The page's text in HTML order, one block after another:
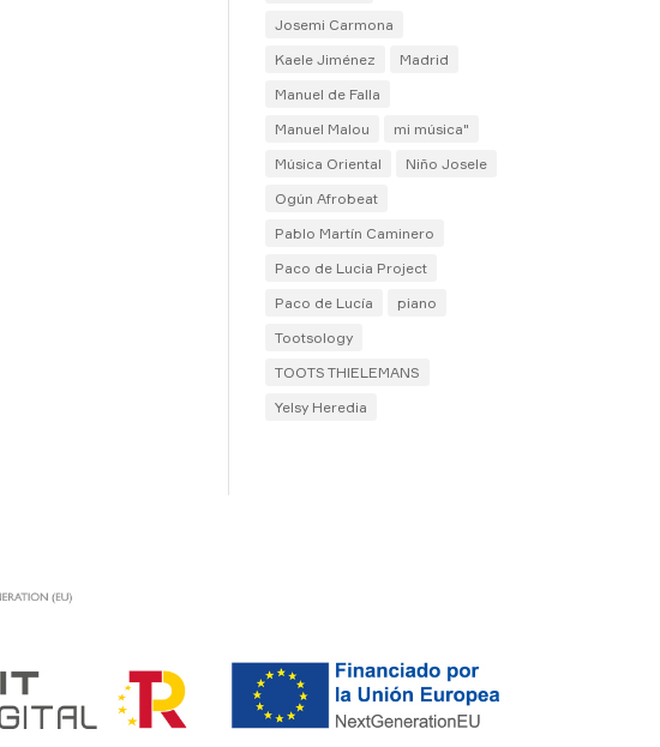
Josemi Carmona
Kaele Jiménez
Madrid
Manuel de Falla
Manuel Malou
mi música"
Música Oriental
Niño Josele
Ogún Afrobeat
Pablo Martín Caminero
Paco de Lucia Project
Paco de Lucía
piano
Tootsology
TOOTS THIELEMANS
Yelsy Heredia